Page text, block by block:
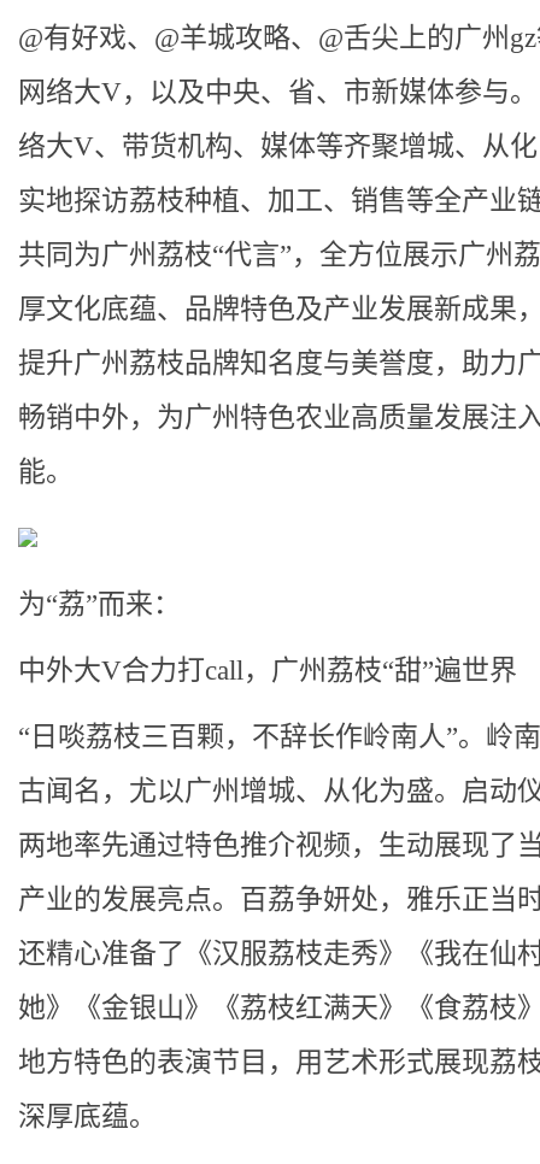
@有好戏、@羊城攻略、@舌尖上的广州
网络大V，以及中央、省、市新媒体参与
络大V、带货机构、媒体等齐聚增城、从
实地探访荔枝种植、加工、销售等全产业
共同为广州荔枝“代言”，全方位展示广州
厚文化底蕴、品牌特色及产业发展新成果
提升广州荔枝品牌知名度与美誉度，助力
畅销中外，为广州特色农业高质量发展注
能。
为“荔”而来：
中外大V合力打call，广州荔枝“甜”遍世界
“日啖荔枝三百颗，不辞长作岭南人”。岭
古闻名，尤以广州增城、从化为盛。启动
两地率先通过特色推介视频，生动展现了
产业的发展亮点。百荔争妍处，雅乐正当
还精心准备了《汉服荔枝走秀》《我在仙
她》《金银山》《荔枝红满天》《食荔枝
地方特色的表演节目，用艺术形式展现荔
深厚底蕴。